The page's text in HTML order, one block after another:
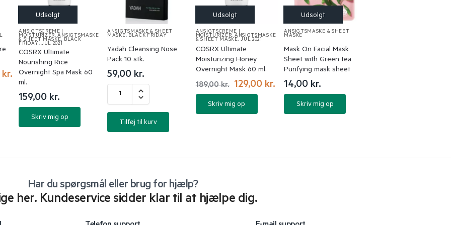
kr.
ANSIGTSCREME |
MOISTURIZER,ANSIGTSMASKE
& SHEET MASKE, BLACK
FRIDAY, JUL 2021
COSRX Ultimate
Nourishing Rice
Overnight Spa Mask 60
ml.
159,00 kr.
Skriv mig op
ANSIGTSMASKE & SHEET
MASKE, BLACK FRIDAY
Yadah Cleansing Nose
Pack 10 stk.
59,00 kr.
Tilføj til kurv
ANSIGTSCREME |
MOISTURIZER, ANSIGTSMASKE
& SHEET MASKE,JUL 2021
COSRX Ultimate
Moisturizing Honey
Overnight Mask 60 ml.
189,00kr. 129,00 kr.
Skriv mig op
ANSIGTSMASKE & SHEET
MASKE
Mask On Facial Mask
Sheet with Green tea
Purifying mask sheet
14,00 kr.
Skriv mig op
Har du spørgsmål eller brug for hjælp?
her. Kundeservice sidder klar til at hjælpe dig.